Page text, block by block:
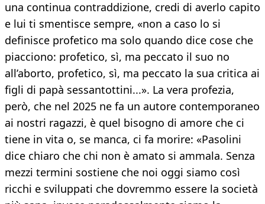
una continua contraddizione, credi di averlo capito
e lui ti smentisce sempre, «non a caso lo si
definisce profetico ma solo quando dice cose che
piacciono: profetico, sì, ma peccato il suo no
all’aborto, profetico, sì, ma peccato la sua critica ai
figli di papà sessantottini...». La vera profezia,
però, che nel 2025 ne fa un autore contemporaneo
ai nostri ragazzi, è quel bisogno di amore che ci
tiene in vita o, se manca, ci fa morire: «Pasolini
dice chiaro che chi non è amato si ammala. Senza
mezzi termini sostiene che noi oggi siamo così
ricchi e sviluppati che dovremmo essere la società